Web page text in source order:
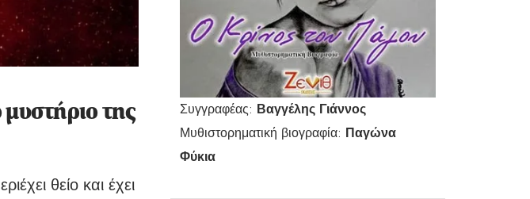
Συγγραφέας: Βαγγέλης Γιάννος
Μυθιστορηματική βιογραφία: Παγώνα
Φύκια
της
θείο και έχει